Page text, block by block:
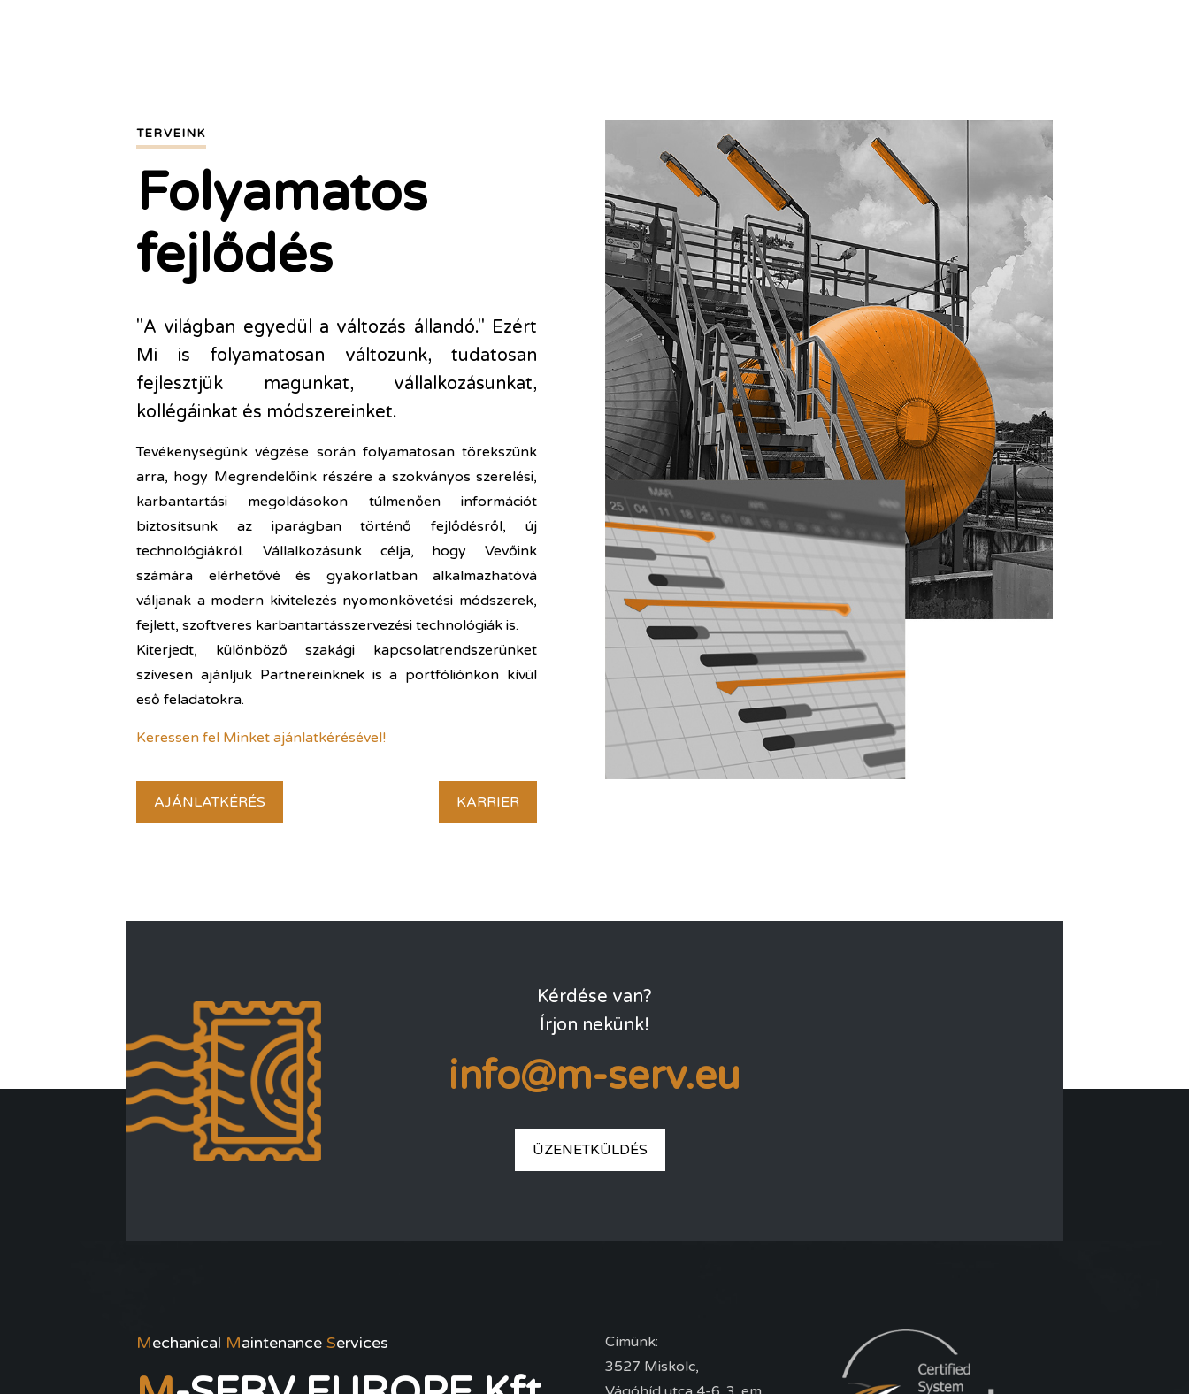
TERVEINK
Folyamatos
fejlődés
"A világban egyedül a változás állandó." Ezért
Mi is folyamatosan változunk, tudatosan
fejlesztjük magunkat, vállalkozásunkat,
kollégáinkat és módszereinket.
Tevékenységünk végzése során folyamatosan törekszünk
arra, hogy Megrendelőink részére a szokványos szerelési,
karbantartási megoldásokon túlmenően információt
biztosítsunk az iparágban történő fejlődésről, új
technológiákról. Vállalkozásunk célja, hogy Vevőink
számára elérhetővé és gyakorlatban alkalmazhatóvá
váljanak a modern kivitelezés nyomonkövetési módszerek,
fejlett, szoftveres karbantartásszervezési technológiák is.
Kiterjedt, különböző szakági kapcsolatrendszerünket
szívesen ajánljuk Partnereinknek is a portfóliónkon kívül
eső feladatokra.
Keressen fel Minket ajánlatkérésével!
AJÁNLATKÉRÉS KARRIER
Kérdése van?
Írjon nekünk!
info@m-serv.eu
ÜZENETKÜLDÉS
Mechanical Maintenance Services
Címünk:
3527 Miskolc,